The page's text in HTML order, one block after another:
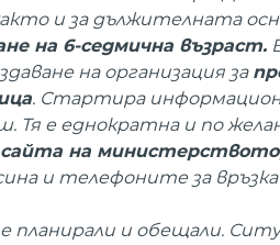
и за дължителната
на 6-седмична възраст.
на организация за
. Стартира
е еднократна и по
на министерството
и телефоните за
планирали и обещали.